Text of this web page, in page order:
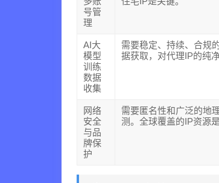
号管
理
AI大
模型
训练
数据
收集
需要稳定、持续、合规
据获取，对代理IP的纯
网络
安全
与品
牌保
护
需要匿名性和广泛的地
测。全球覆盖的IP资源是